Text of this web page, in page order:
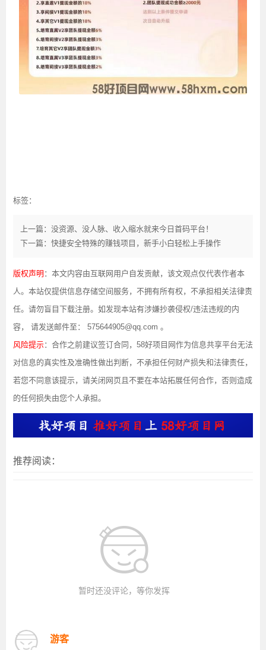
标签：
上一篇：没资源、没人脉、收入缩水就来今日首码平台！
下一篇：快捷安全特殊的赚钱项目，新手小白轻松上手操作
版权声明 ：本文内容由互联网用户自发贡献，该文观点仅代表作者本
人。本站仅提供信息存储空间服务，不拥有所有权，不承担相关法律责
任。请勿盲目下载注册。如发现本站有涉嫌抄袭侵权/违法违规的内
容， 请发送邮件至： 575644905@qq.com 。
风险提示：合作之前建议签订合同，58好项目网作为信息共享平台无法
对信息的真实性及准确性做出判断，不承担任何财产损失和法律责任，
若您不同意该提示，请关闭网页且不要在本站拓展任何合作，否则造成
的任何损失由您个人承担。
推荐阅读：
暂时还没评论，等你发挥
游客